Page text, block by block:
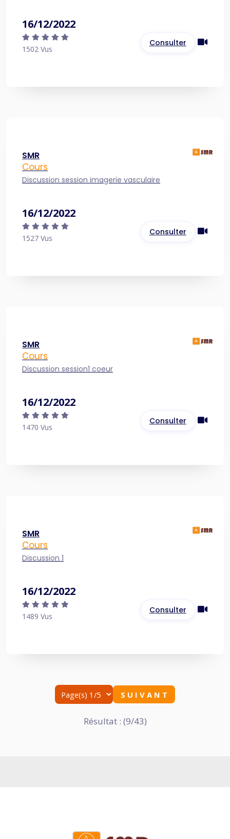
16/12/2022
1502 Vus
Consulter
SMR
Cours
Discussion session imagerie vasculaire
16/12/2022
1527 Vus
Consulter
SMR
Cours
Discussion session1 coeur
16/12/2022
1470 Vus
Consulter
SMR
Cours
Discussion 1
16/12/2022
1489 Vus
Consulter
S U I V A N T
Résultat : (9/43)